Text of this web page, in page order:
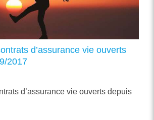
d’assurance vie ouverts
2017
d’assurance vie ouverts depuis